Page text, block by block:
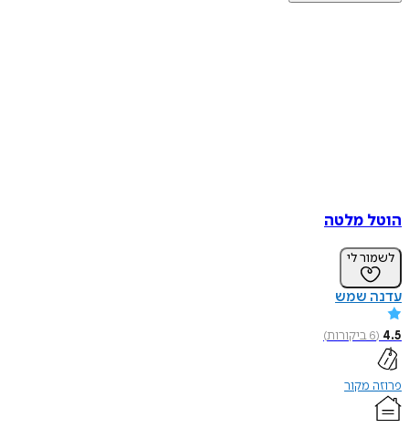
הוטל מלטה
לשמור לי
עדנה שמש
4.5
(
6ביקורות)
פרוזה מקור